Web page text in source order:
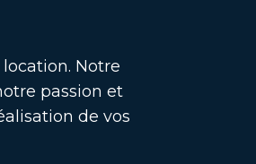
Notre
passion et
de vos